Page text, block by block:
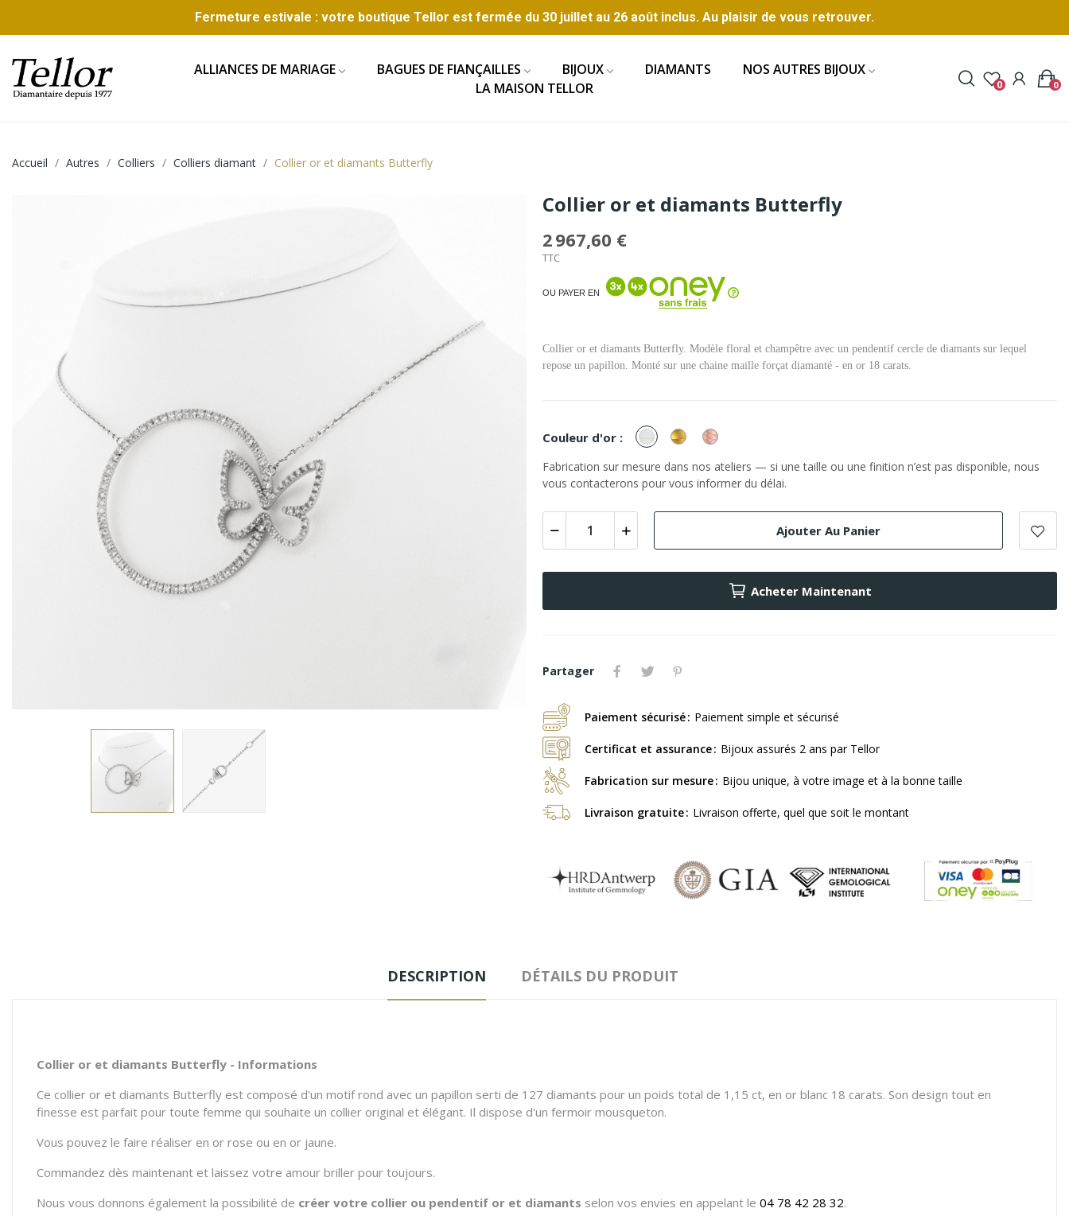
Fermeture estivale : votre boutique Tellor est fermée du 30 juillet au 26 août inclus. Au plaisir de vous retrouver.
ALLIANCES DE MARIAGE BAGUES DE FIANÇAILLES BIJOUX DIAMANTS
NOS AUTRES BIJOUX
LA MAISON TELLOR
0 0
Accueil Autres Colliers Colliers diamant Collier or et diamants Butterfly
Collier or et diamants Butterfly
2 967,60 €
TTC
OU PAYER EN
Collier or et diamants Butterfly. Modèle floral et champêtre avec un pendentif cercle de diamants sur lequel
repose un papillon. Monté sur une chaine maille forçat diamanté - en or 18 carats.
Couleur d'or : or
Blanc
or
Jaune
or
Rose
Fabrication sur mesure dans nos ateliers — si une taille ou une finition n’est pas disponible, nous
vous contacterons pour vous informer du délai.
Ajouter Au Panier
Acheter Maintenant
Partager
Paiement sécurisé Paiement simple et sécurisé
Certificat et assurance Bijoux assurés 2 ans par Tellor
Fabrication sur mesure Bijou unique, à votre image et à la bonne taille
Livraison gratuite Livraison offerte, quel que soit le montant
DESCRIPTION DÉTAILS DU PRODUIT
Collier or et diamants Butterfly - Informations
Ce collier or et diamants Butterfly est composé d'un motif rond avec un papillon serti de 127 diamants pour un poids total de 1,15 ct, en or blanc 18 carats. Son design tout en
finesse est parfait pour toute femme qui souhaite un collier original et élégant. Il dispose d'un fermoir mousqueton.
Vous pouvez le faire réaliser en or rose ou en or jaune.
Commandez dès maintenant et laissez votre amour briller pour toujours.
Nous vous donnons également la possibilité de créer votre collier ou pendentif or et diamants selon vos envies en appelant le 04 78 42 28 32.